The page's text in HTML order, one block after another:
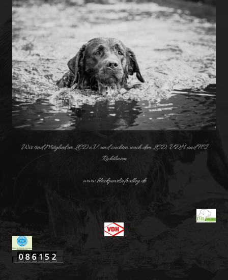
Wir sind Mitglied im LCD e.V. und züchten nach dem LCD, VDH und FCI
Richtlinien
www.blackpearlsofvalley.de